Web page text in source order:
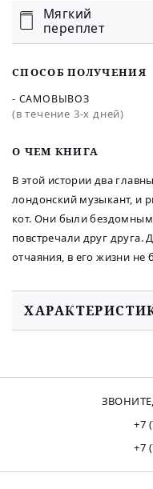
O ЧЕМ КНИГА
В этой истории два
лондонский музыкант, и
кот. Они были
повстречали друг друга.
отчаяния, в его жизни не
Мягкий
переплет
СПОСОБ ПОЛУЧЕНИЯ
- САМОВЫВОЗ
(в течение 3-х дней)
+7
+7